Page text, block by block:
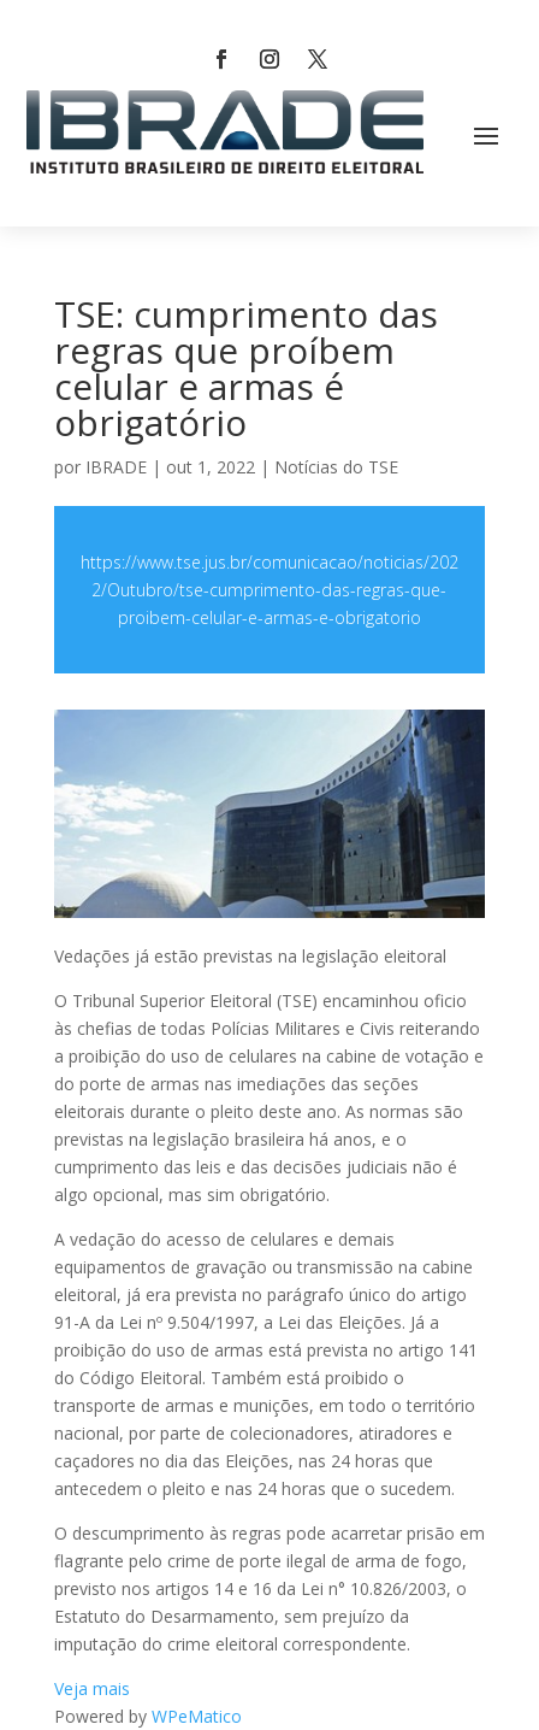
TSE: cumprimento das
regras que proíbem
celular e armas é
obrigatório
por IBRADE| out 1, 2022| Notícias do TSE
https://www.tse.jus.br/comunicacao/noticias/202
2/Outubro/tse-cumprimento-das-regras-que-
proibem-celular-e-armas-e-obrigatorio
Vedações já estão previstas na legislação eleitoral
O Tribunal Superior Eleitoral (TSE) encaminhou oficio
às chefias de todas Polícias Militares e Civis reiterando
a proibição do uso de celulares na cabine de votação e
do porte de armas nas imediações das seções
eleitorais durante o pleito deste ano. As normas são
previstas na legislação brasileira há anos, e o
cumprimento das leis e das decisões judiciais não é
algo opcional, mas sim obrigatório.
A vedação do acesso de celulares e demais
equipamentos de gravação ou transmissão na cabine
eleitoral, já era prevista no parágrafo único do artigo
91-A da Lei nº 9.504/1997, a Lei das Eleições. Já a
proibição do uso de armas está prevista no artigo 141
do Código Eleitoral. Também está proibido o
transporte de armas e munições, em todo o território
nacional, por parte de colecionadores, atiradores e
caçadores no dia das Eleições, nas 24 horas que
antecedem o pleito e nas 24 horas que o sucedem.
O descumprimento às regras pode acarretar prisão em
flagrante pelo crime de porte ilegal de arma de fogo,
previsto nos artigos 14 e 16 da Lei n° 10.826/2003, o
Estatuto do Desarmamento, sem prejuízo da
imputação do crime eleitoral correspondente.
Veja mais
Powered by WPeMatico